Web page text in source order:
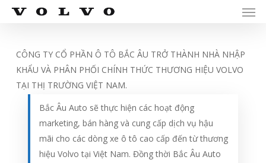
Skip
contentCÔNG TY CỔ PHẦN Ô TÔ BẮC ÂU TRỞ THÀNH NHÀ NHẬP
KHẨU VÀ PHÂN PHỐI CHÍNH THỨC THƯƠNG HIỆU VOLVO
TẠI THỊ TRƯỜNG VIỆT NAM.
Bắc Âu Auto sẽ thực hiện các hoạt động
marketing, bán hàng và cung cấp dịch vụ hậu
mãi cho các dòng xe ô tô cao cấp đến từ thương
hiệu Volvo tại Việt Nam. Đồng thời Bắc Âu Auto
Menu